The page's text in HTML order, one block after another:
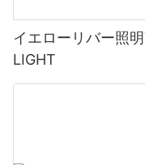
イエローリバー照
LIGHT